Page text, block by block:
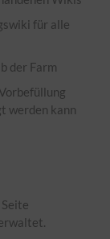
für alle
der Farm
werden kann